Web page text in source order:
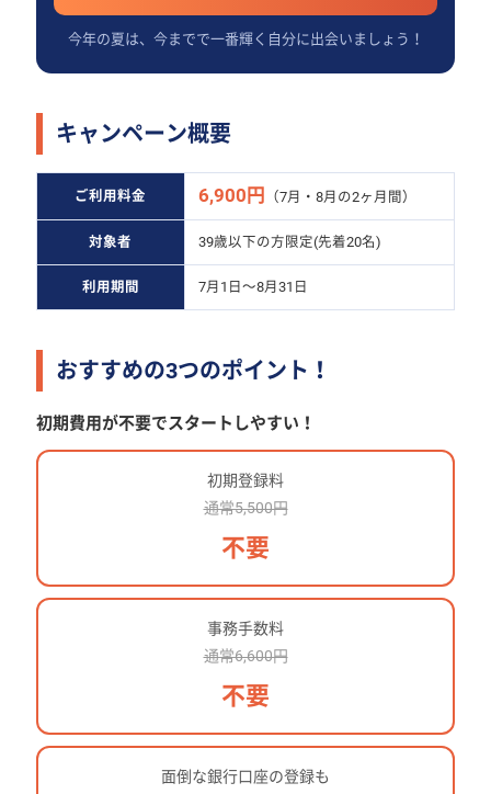
今年の夏は、今までで一番輝く自分に出会いましょう！
キャンペーン概要
ご利用料金 6,900円 （7月・8月の2ヶ月間）
対象者 39歳以下の方限定(先着20名)
利用期間 7月1日〜8月31日
おすすめの3つのポイント！
初期費用が不要でスタートしやすい！
初期登録料
通常5,500円
不要
事務手数料
通常6,600円
不要
面倒な銀行口座の登録も